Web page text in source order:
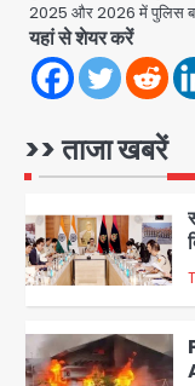
2025 और 2026 में पुलिस
यहां से शेयर करें
>> ताजा खबरें
2
3